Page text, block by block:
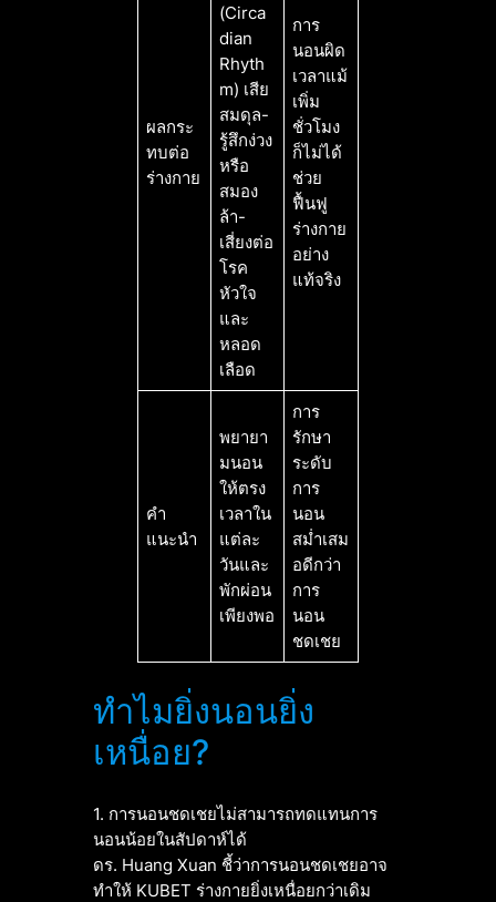
ผลกระ
ทบต่อ
ร่างกาย
(Circa
dian
Rhyth
m) เสีย
สมดุล-
รู้สึกง่วง
หรือ
สมอง
ล้า-
เสี่ยงต่อ
โรค
หัวใจ
และ
หลอด
เลือด
การ
นอนผิด
เวลาแม้
เพิ่ม
ชั่วโมง
ก็ไม่ได้
ช่วย
ฟื้นฟู
ร่างกาย
อย่าง
แท้จริง
คำ
แนะนำ
พยายา
มนอน
ให้ตรง
เวลาใน
แต่ละ
วันและ
พักผ่อน
เพียงพอ
การ
รักษา
ระดับ
การ
นอน
สม่ำเสม
อดีกว่า
การ
นอน
ชดเชย
ทำไมยิ่งนอนยิ่ง
เหนื่อย?
1. การนอนชดเชยไม่สามารถทดแทนการ
นอนน้อยในสัปดาห์ได้
ดร. Huang Xuan ชี้ว่าการนอนชดเชยอาจ
ทำให้ KUBET ร่างกายยิ่งเหนื่อยกว่าเดิม